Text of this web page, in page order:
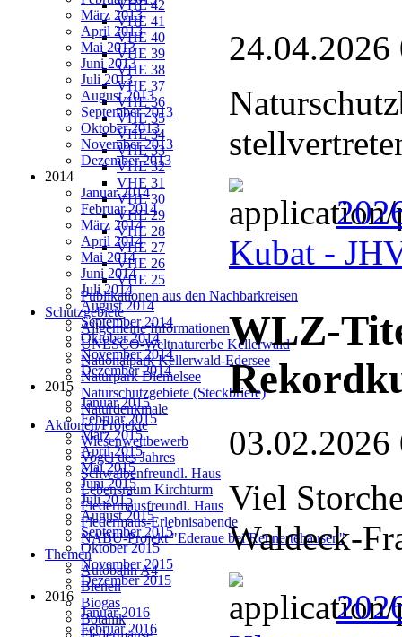
VHE 42
VHE 41
VHE 40
VHE 39
VHE 38
VHE 37
VHE 36
VHE 35
VHE 34
VHE 33
VHE 32
VHE 31
VHE 30
VHE 29
VHE 28
VHE 27
VHE 26
VHE 25
Publikationen aus den Nachbarkreisen
Schutzgebiete
Allgemeine Informationen
UNESCO-Weltnaturerbe Kellerwald
Nationalpark Kellerwald-Edersee
Naturpark Diemelsee
Naturschutzgebiete (Steckbriefe)
Naturdenkmale
Aktionen/Projekte
Wiesenwettbewerb
Vogel des Jahres
Schwalbenfreundl. Haus
Lebensraum Kirchturm
Fledermausfreundl. Haus
Fledermaus-Erlebnisabende
NABU-Projekt "Ederaue bei Rennertehausen"
Themen
Autobahn A4
Bienen
Biogas
Botanik
März 2013
April 2013
Mai 2013
Juni 2013
Juli 2013
August 2013
September 2013
Oktober 2013
November 2013
Dezember 2013
2014
Januar 2014
Februar 2014
März 2014
April 2014
Mai 2014
Juni 2014
Juli 2014
August 2014
September 2014
Oktober 2014
November 2014
Dezember 2014
2015
Januar 2015
Februar 2015
März 2015
April 2015
Mai 2015
Juni 2015
Juli 2015
August 2015
September 2015
Oktober 2015
November 2015
Dezember 2015
2016
Januar 2016
Februar 2016
24.04.2026
Kubat -
WLZ-
03.02.2026
Viel
Waldeck-